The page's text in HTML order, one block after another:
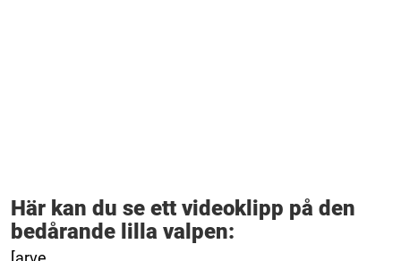
Här kan du se ett videoklipp på den
bedårande lilla valpen: